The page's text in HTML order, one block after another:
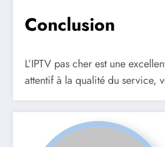
Conclusion
L’IPTV pas cher est une
attentif à la qualité du service,